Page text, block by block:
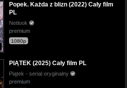
Popek. Każda z blizn (2022) Cały film
PL
Netlook
premium
1080p
PIĄTEK (2025) Cały film PL
Piątek - serial oryginalny
premium